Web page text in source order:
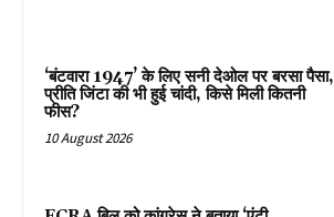
‘बंटवारा 1947’ के लिए सनी देओल पर बरसा पैसा,
प्रीति जिंटा की भी हुई चांदी, किसे मिली कितनी
फीस?
10 August 2026